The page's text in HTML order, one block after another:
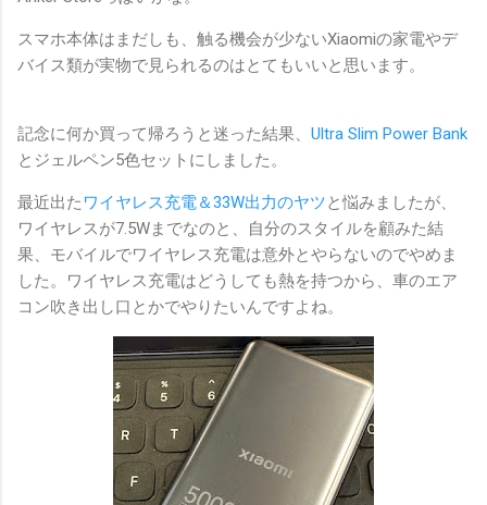
スマホ本体はまだしも、触る機会が少ないXiaomiの家電やデ
バイス類が実物で見られるのはとてもいいと思います。
記念に何か買って帰ろうと迷った結果、 Ultra Slim Power Bank
とジェルペン5色セットにしました。
最近出た ワイヤレス充電＆33W出力のヤツと悩みましたが、
ワイヤレスが7.5Wまでなのと、自分のスタイルを顧みた結
果、モバイルでワイヤレス充電は意外とやらないのでやめま
した。ワイヤレス充電はどうしても熱を持つから、車のエア
コン吹き出し口とかでやりたいんですよね。